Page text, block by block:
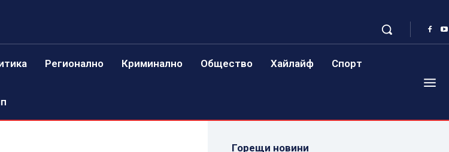
Регионално Криминално Общество Хайлайф Спорт
Горещи новини